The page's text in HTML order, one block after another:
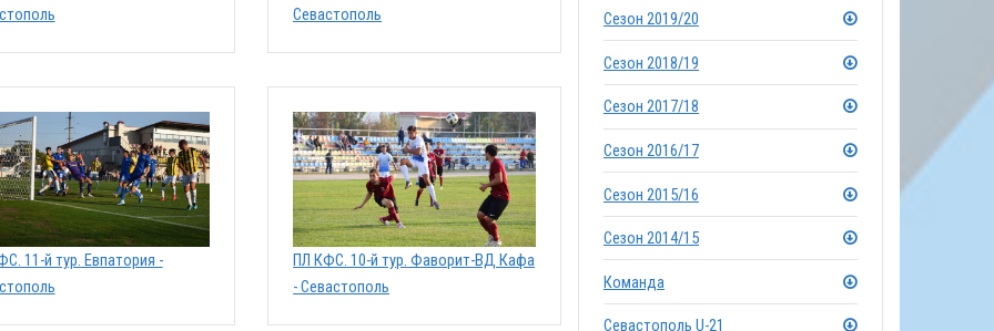
Севастополь
11-й тур. Евпатория -
ПЛ КФС. 10-й тур. Фаворит-ВД Кафа
- Севастополь
Сезон 2019/20
Сезон 2018/19
Сезон 2017/18
Сезон 2016/17
Сезон 2015/16
Сезон 2014/15
Команда
Севастополь U-21